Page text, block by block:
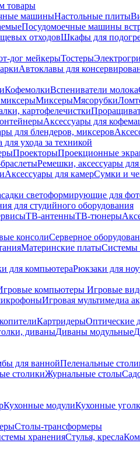
товары
машиныНастольные плиты
Посудомоечные машины
отходовШкафы для
дог мейкерыТостеры
Автоклавы для
КофемолкиВспениватели молока
МиксерыМясорубки
картофелечистки
Аксессуары для
для блендеров, миксеров
для ухода за техникой
ПроекторыПроекционные
Ремешки, аксессуары
Аксессуары для камерСумки и
светоформирующие для
для студийного оборудования
ТВ-антенныТВ-тюнеры
консолиСерверное
Материнские платыСистемы
для компьютераРюкзаки для
компьютеры Игровые
Игровая мультимедиа
КартридерыОптические
диваныДиваны модульные
для ваннойПеленальные
столикиЖурнальные столы
Кухонные модулиКухонные
Столы-трансформеры
храненияСтулья, кресла